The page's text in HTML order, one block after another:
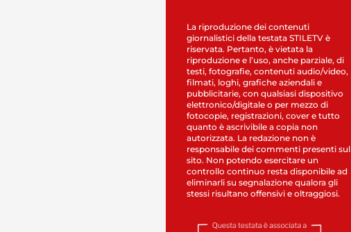
La riproduzione dei contenuti
giornalistici della testata STILETV è
riservata. Pertanto, è vietata la
riproduzione e l’uso, anche parziale, di
testi, fotografie, contenuti audio/video,
filmati, loghi, grafiche aziendali e
pubblicitarie, con qualsiasi dispositivo
elettronico/digitale o per mezzo di
fotocopie, registrazioni, cover e tutto
quanto è ascrivibile a copia non
autorizzata. La redazione non è
responsabile dei commenti presenti sul
sito. Non potendo esercitare un
controllo continuo resta disponibile ad
eliminarli su segnalazione qualora gli
stessi risultano offensivi e oltraggiosi.